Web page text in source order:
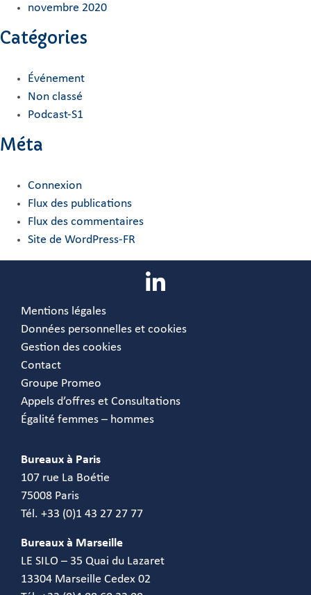
novembre 2020
Catégories
Événement
Non classé
Podcast-S1
Méta
Connexion
Flux des publications
Flux des commentaires
Site de WordPress-FR
Mentions légales
Données personnelles et cookies
Gestion des cookies
Contact
Groupe Promeo
Appels d’offres et Consultations
Égalité femmes – hommes
Bureaux à Paris
107 rue La Boétie
75008 Paris
Tél. +33 (0)1 43 27 27 77
Bureaux à Marseille
LE SILO – 35 Quai du Lazaret
13304 Marseille Cedex 02